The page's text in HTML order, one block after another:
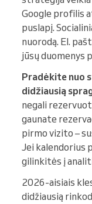
Google profilis
puslapį.
nuorodą. El.
jūsų duomenys
Pradėkite nuo
didžiausią
negali
gaunate
pirmo vizito –
Jei kalendorius
gilinkitės į
2026-aisiais
didžiausią